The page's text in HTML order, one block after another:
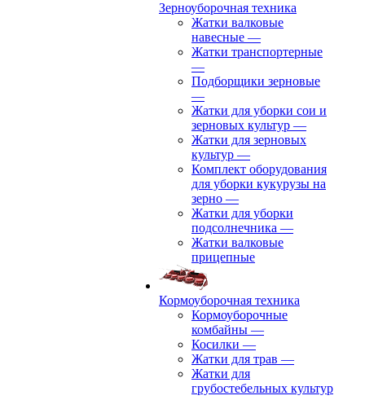
Зерноуборочная техника
Жатки валковые
навесные —
Жатки транспортерные
—
Подборщики зерновые
—
Жатки для уборки сои и
зерновых культур —
Жатки для зерновых
культур —
Комплект оборудования
для уборки кукурузы на
зерно —
Жатки для уборки
подсолнечника —
Жатки валковые
прицепные
Кормоуборочная техника
Кормоуборочные
комбайны —
Косилки —
Жатки для трав —
Жатки для
грубостебельных культур